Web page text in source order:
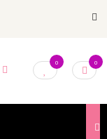
0 0